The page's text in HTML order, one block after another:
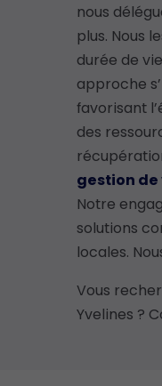
nous
plus. Nous
durée de
approche
favorisant
des
gestion de
Notre
solutions
locales.
Vous
Yvelines ?